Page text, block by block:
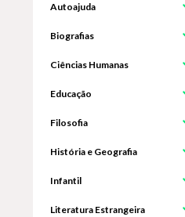
Autoajuda
Biografias
Ciências Humanas
Educação
Filosofia
História e Geografia
Infantil
Literatura Estrangeira